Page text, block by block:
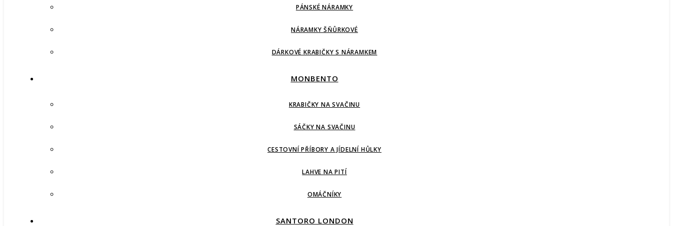
PÁNSKÉ NÁRAMKY
NÁRAMKY ŠŇŮRKOVÉ
DÁRKOVÉ KRABIČKY S NÁRAMKEM
MONBENTO
KRABIČKY NA SVAČINU
SÁČKY NA SVAČINU
CESTOVNÍ PŘÍBORY A JÍDELNÍ HŮLKY
LAHVE NA PITÍ
OMÁČNÍKY
SANTORO LONDON